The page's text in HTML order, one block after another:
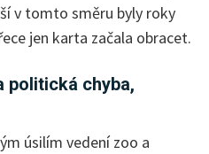
v tomto směru byly roky
jen karta začala obracet.
politická chyba,
úsilím vedení zoo a